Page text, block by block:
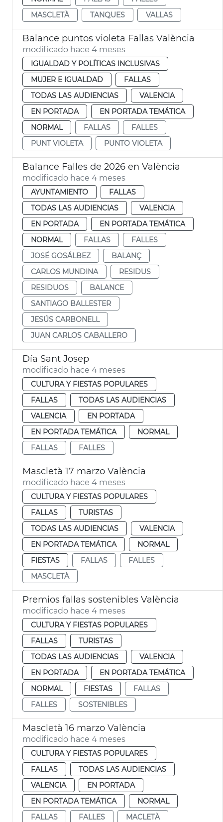
MASCLETÀ
TANQUES VALLAS
Balance puntos violeta Fallas València
modificado hace 4 meses
IGUALDAD Y POLÍTICAS INCLUSIVAS
MUJER E IGUALDAD
FALLAS
TODAS LAS AUDIENCIAS
VALENCIA
EN PORTADA
EN PORTADA TEMÁTICA
NORMAL
FALLAS
FALLES
PUNT VIOLETA
PUNTO VIOLETA
Balance Falles de 2026 en València
modificado hace 4 meses
AYUNTAMIENTO
FALLAS
TODAS LAS AUDIENCIAS
VALENCIA
EN PORTADA
EN PORTADA TEMÁTICA
NORMAL
FALLAS
FALLES
JOSÉ GOSÁLBEZ
BALANÇ
CARLOS MUNDINA
RESIDUS
RESIDUOS
BALANCE
SANTIAGO BALLESTER
JESÚS CARBONELL
JUAN CARLOS CABALLERO
Día Sant Josep
modificado hace 4 meses
CULTURA Y FIESTAS POPULARES
FALLAS
TODAS LAS AUDIENCIAS
VALENCIA
EN PORTADA
EN PORTADA TEMÁTICA
NORMAL
FALLAS
FALLES
Mascletà 17 marzo València
modificado hace 4 meses
CULTURA Y FIESTAS POPULARES
FALLAS
TURISTAS
TODAS LAS AUDIENCIAS
VALENCIA
EN PORTADA TEMÁTICA
NORMAL
FIESTAS
FALLAS
FALLES
MASCLETÀ
Premios fallas sostenibles València
modificado hace 4 meses
CULTURA Y FIESTAS POPULARES
FALLAS
TURISTAS
TODAS LAS AUDIENCIAS
VALENCIA
EN PORTADA
EN PORTADA TEMÁTICA
NORMAL
FIESTAS
FALLAS
FALLES
SOSTENIBLES
Mascletà 16 marzo València
modificado hace 4 meses
CULTURA Y FIESTAS POPULARES
FALLAS
TODAS LAS AUDIENCIAS
VALENCIA
EN PORTADA
EN PORTADA TEMÁTICA
NORMAL
FALLAS
FALLES MACLETÀ